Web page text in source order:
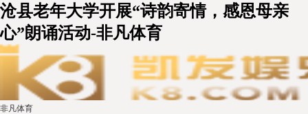
沧县老年大学开展“诗韵寄情，感恩母亲
心”朗诵活动-非凡体育
非凡体育